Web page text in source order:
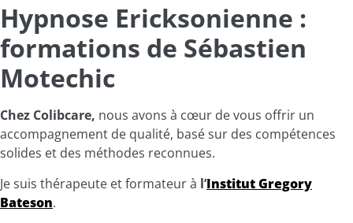
Hypnose Ericksonienne :
formations de Sébastien
Motechic
Chez Colibcare, nous avons à cœur de vous offrir un
accompagnement de qualité, basé sur des compétences
solides et des méthodes reconnues.
Je suis thérapeute et formateur à l’Institut Gregory
Bateson.